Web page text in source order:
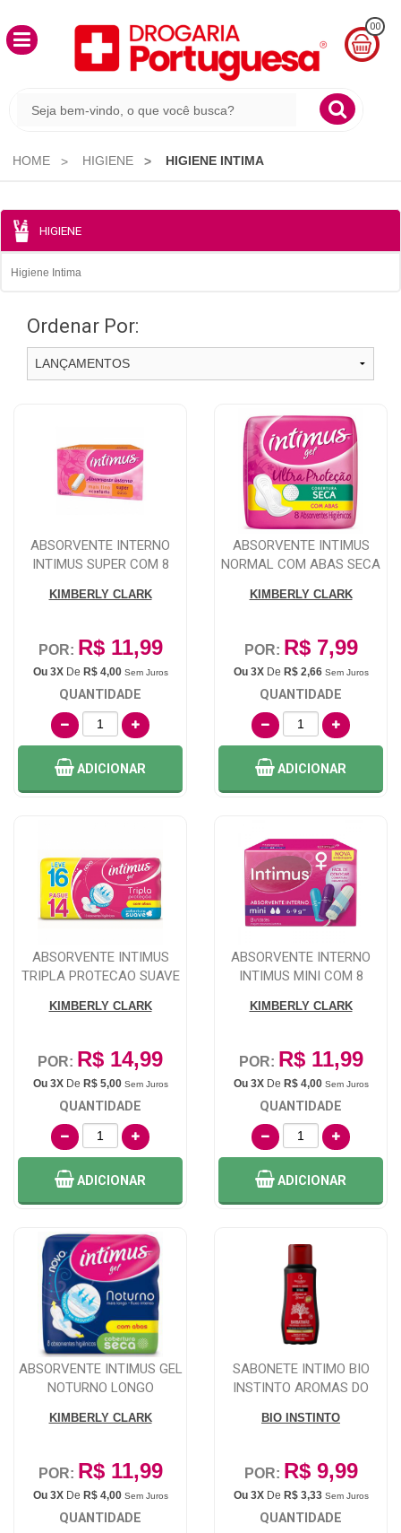
00
R$
0,00
HOME HIGIENE HIGIENE INTIMA
HIGIENE
Higiene Intima
Ordenar Por:
ABSORVENTE INTERNO
INTIMUS SUPER COM 8
KIMBERLY CLARK
POR: R$ 11,99
Ou 3XDe R$ 4,00 Sem Juros
QUANTIDADE
ADICIONAR
ABSORVENTE INTIMUS
NORMAL COM ABAS SECA
KIMBERLY CLARK
POR: R$ 7,99
Ou 3XDe R$ 2,66 Sem Juros
QUANTIDADE
ADICIONAR
ABSORVENTE INTIMUS
TRIPLA PROTECAO SUAVE
KIMBERLY CLARK
POR: R$ 14,99
Ou 3XDe R$ 5,00 Sem Juros
QUANTIDADE
ADICIONAR
ABSORVENTE INTERNO
INTIMUS MINI COM 8
KIMBERLY CLARK
POR: R$ 11,99
Ou 3XDe R$ 4,00 Sem Juros
QUANTIDADE
ADICIONAR
ABSORVENTE INTIMUS GEL
NOTURNO LONGO
KIMBERLY CLARK
POR: R$ 11,99
Ou 3XDe R$ 4,00 Sem Juros
QUANTIDADE
SABONETE INTIMO BIO
INSTINTO AROMAS DO
BIO INSTINTO
POR: R$ 9,99
Ou 3XDe R$ 3,33 Sem Juros
QUANTIDADE